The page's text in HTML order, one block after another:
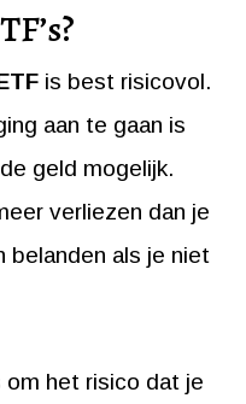
is best risicovol.
aan te gaan is
geld mogelijk.
verliezen dan je
belanden als je niet
het risico dat je